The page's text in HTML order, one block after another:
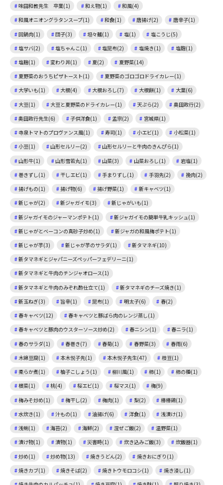
味田和教先生 卒業(1)
和え物(1)
和風(4)
和風オニオングラタンスープ(1)
和食(1) 唐揚げ(2)
唐辛子(1)
回鍋肉(1)
団子(3) 坦々麺(1) 塩(1)
塩こうじ(5)
塩サバ(2)
塩ちゃんこ(1) 塩昆布(2) 塩焼き(1)
塩麴(1)
塩麹(1)
変わり丼(1) 夏(2)
夏野菜(14)
夏野菜のおうちピザトースト(1)
夏野菜のゴロゴロドライカレー(1)
大学いも(1)
大根(4) 大根おろし(7) 大根餅(1)
大葉(6)
大豆(1)
大豆と夏野菜のドライカレー(1) 天ぷら(2)
奥田政行(2)
奥田政行先生(6)
子供洋食(1) 孟宗(2)
宮城県(1)
寺泉トマトのプロヴァンス風(1)
寿司(1) 小エビ(1)
小松菜(1)
小豆(1)
山形セルリー(2)
山形セルリーと牛肉のきんぴら(1)
山形牛(1)
山形雪若丸(1) 山菜(3) 山菜おろし(1)
岩塩(1)
巻きずし(1)
干しエビ(1) 手まりずし(1) 手羽先(2)
挽肉(2)
揚げもの(1)
揚げ物(6) 揚げ野菜(1)
新キャベツ(1)
新じゃが(2)
新ジャガイモ(3)
新じゃがいも(1)
新ジャガイモのジャーマンポテト(1)
新ジャガイモの簡単牛乳キッシュ(1)
新じゃがとベーコンの真砂子炒め(1)
新ジャガの和風梅ポテト(1)
新じゃが芋(3)
新じゃが芋のサラダ(1)
新タマネギ(10)
新タマネギとジャパニーズペッパーフェデリーニ(1)
新タマネギと牛肉のチンジャオロース(1)
新タマネギと牛肉のみぞれ酢仕立て(1)
新タマネギのチーズ焼き(1)
新玉ねぎ(3)
旨辛(1) 昆布(1) 明太子(6)
春(2)
春キャベツ(12)
春キャベツと豚ばら肉のレンジ蒸し(1)
春キャベツと豚肉のウスターソース炒め(2)
春ニシン(1)
春ニラ(1)
春のサラダ(1)
春巻き(7) 春菊(1) 春野菜(3)
春雨(6)
木綿豆腐(1)
本木悦子先(1) 本木悦子先生(47)
枝豆(1)
柔らか煮(1)
柚子こしょう(1) 柳川風(1) 柿(1)
柿の種(1)
根菜(1)
桃(4) 桜エビ(1) 桜マス(1)
梅(9)
梅みそ炒め(1)
梅干し(2) 梅肉(1) 梨(2)
棒棒鶏(1)
水炊き(1)
汁もの(1) 油揚げ(6) 洋食(1)
浅漬け(1)
浅蜊(1)
海苔(2) 海鮮(2) 混ぜご飯(2)
温野菜(1)
漬け物(1)
漬物(1) 災害時(1) 炊き込みご飯(3)
炊飯器(1)
炒め(1)
炒め物(13) 焼きうどん(2)
焼きおにぎり(1)
焼きカブ(1)
焼きそば(2) 焼きトウモロコシ(1)
焼き浸し(1)